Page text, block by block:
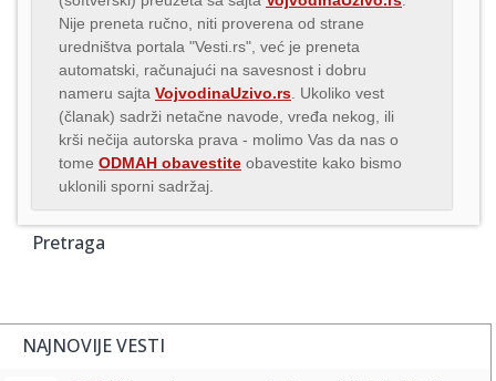
Nije preneta ručno, niti proverena od strane
uredništva portala "Vesti.rs", već je preneta
automatski, računajući na savesnost i dobru
nameru sajta VojvodinaUzivo.rs . Ukoliko vest
(članak) sadrži netačne navode, vređa nekog, ili
krši nečija autorska prava - molimo Vas da nas o
tome ODMAH obavestite obavestite kako bismo
uklonili sporni sadržaj.
Pretraga
NAJNOVIJE VESTI